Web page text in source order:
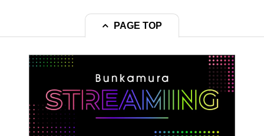
PAGE TOP